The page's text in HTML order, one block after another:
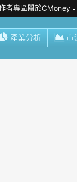
者專區關於CMoney
產業分析 市